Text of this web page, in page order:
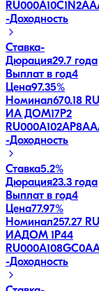
RU000A10C1N2
-Доходность
Ставка-
Дюрация29.7 года
Выплат в год4
Цена97.35%
Номинал670.18
ИА ДОМ17P2
RU000A102AP8
-Доходность
Ставка5.2%
Дюрация23.3 года
Выплат в год4
Цена77.97%
Номинал257.27
ИАДОМ 1P44
RU000A108GC0
-Доходность